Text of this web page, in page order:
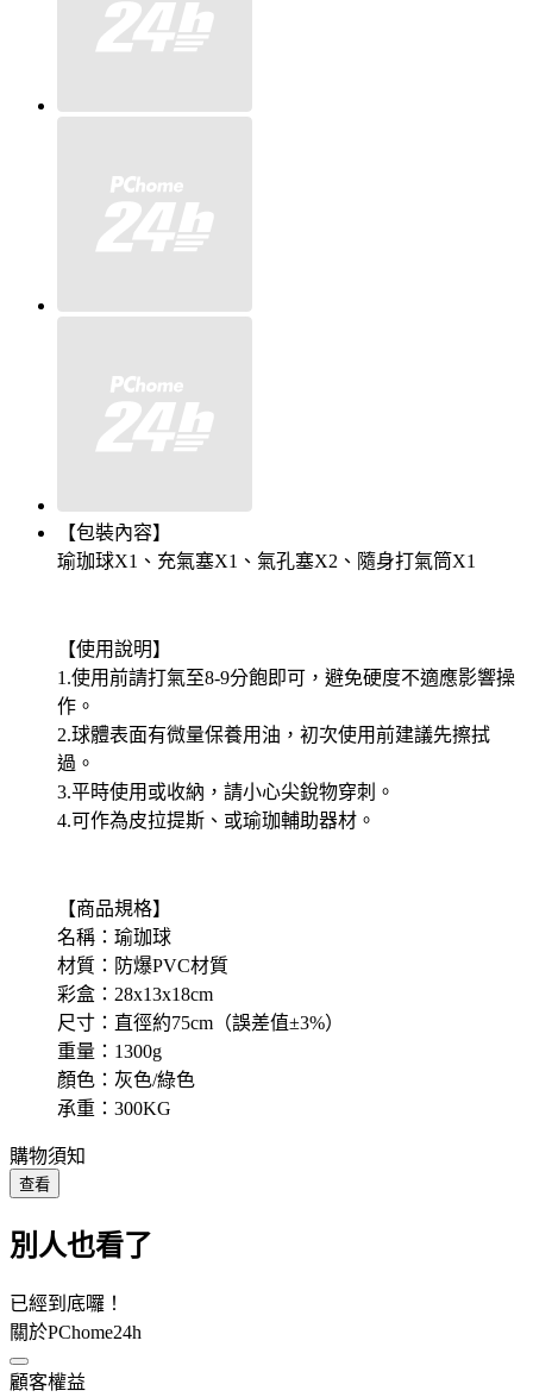
【包裝內容】
瑜珈球X1、充氣塞X1、氣孔塞X2、隨身打氣筒X1
【使用說明】
1.使用前請打氣至8-9分飽即可，避免硬度不適應影響操
作。
2.球體表面有微量保養用油，初次使用前建議先擦拭
過。
3.平時使用或收納，請小心尖銳物穿刺。
4.可作為皮拉提斯、或瑜珈輔助器材。
【商品規格】
名稱：瑜珈球
材質：防爆PVC材質
彩盒：28x13x18cm
尺寸：直徑約75cm（誤差值±3%）
重量：1300g
顏色：灰色/綠色
承重：300KG
購物須知
查看
別人也看了
已經到底囉！
關於PChome24h
顧客權益